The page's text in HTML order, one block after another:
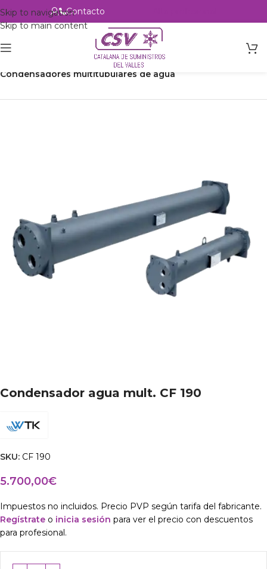
Skip to navigation
Skip to main content
Contacto
Intercambio
Condensadores multitubulares de agua
Condensador agua mult. CF 190
SKU: CF 190
5.700,00€
Impuestos no incluidos. Precio PVP según tarifa del fabricante.
Regístrate o inicia sesión para ver el precio con descuentos
para profesional.